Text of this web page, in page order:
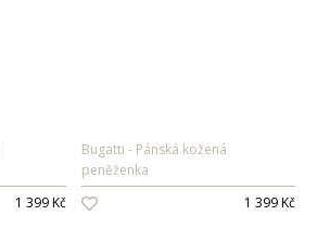
1 399 Kč
Bugatti
Pánská kožená
peněženka
1 399 Kč